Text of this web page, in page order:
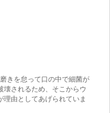
きを怠って口の中で細菌が
壊されるため、そこからウ
理由としてあげられていま